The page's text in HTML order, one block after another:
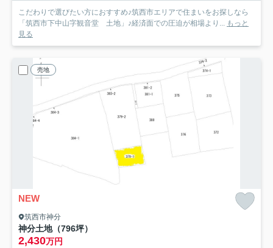
こだわりで選びたい方におすすめ♪筑西市エリアで住まいをお探しなら
「筑西市下中山字観音堂 土地」♪経済面での圧迫が相場より... もっと
見る
売地
NEW
筑西市神分
神分土地（796坪）
2,430万円